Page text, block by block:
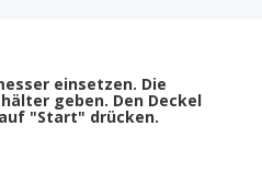
einsetzen. Die
geben. Den Deckel
"Start" drücken.